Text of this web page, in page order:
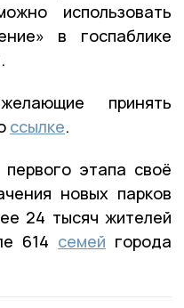
использовать
в госпаблике
принять
ссылке.
этапа своё
новых парков
24 тысяч жителей
614 семей города